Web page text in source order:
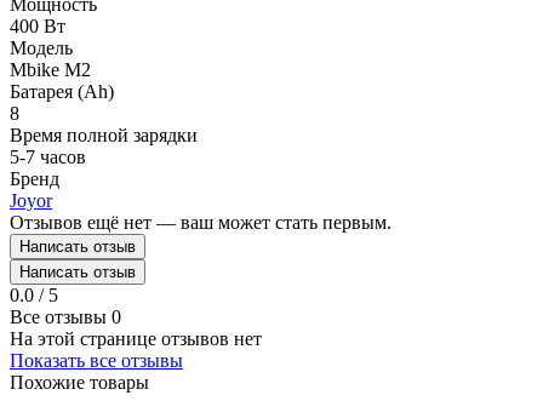
400 Вт
Модель
Mbike M2
Батарея (Ah)
8
Время полной зарядки
5-7 часов
Бренд
Joyor
Отзывов ещё нет — ваш может стать первым.
Написать отзыв
Написать отзыв
0.0 / 5
Все отзывы 0
На этой странице отзывов нет
Показать все отзывы
Похожие товары